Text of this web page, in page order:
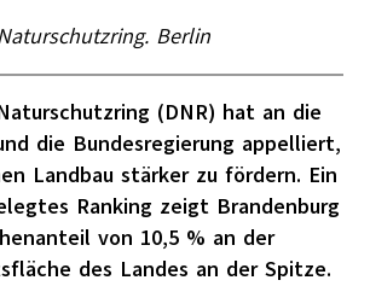
Berlin
(DNR) hat an die
die Bundesregierung appelliert,
Landbau stärker zu fördern. Ein
Ranking zeigt Brandenburg
von 10,5 % an der
des Landes an der Spitze.